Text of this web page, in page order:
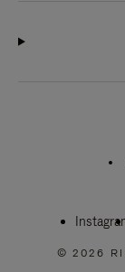
© 2026